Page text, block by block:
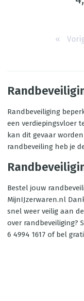
‹‹
Randbeveiliging
een verdiepingsvloer
kan dit gevaar
randbeveiling heb je
Bestel jouw
MijnIJzerwaren.nl
snel weer veilig aan
over randbeveiliging?
6 4994 1617 of bel